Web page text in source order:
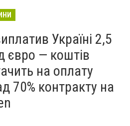
Україні 2,5
євро — коштів
на оплату
70% контракту на